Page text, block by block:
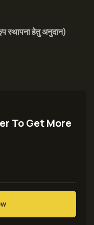
स्थापना हेतु अनुदान)
To Get More